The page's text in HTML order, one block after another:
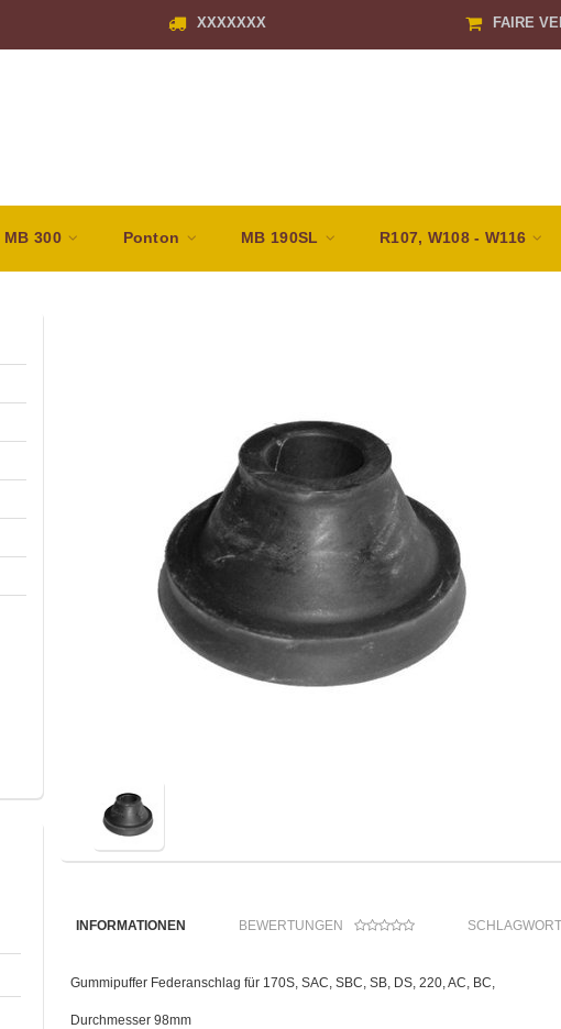
XXXXXXX FAIRE
MB 300 Ponton MB 190SL R107, W108 - W116
INFORMATIONEN BEWERTUNGEN
Gummipuffer Federanschlag für 170S, SAC, SBC, SB, DS, 220, AC, BC,
Durchmesser 98mm